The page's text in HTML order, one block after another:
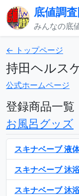
底値調
みんなの底
← トップページ
持田ヘルス
公式ホームページ
登録商品一覧
お風呂グッズ
スキナベーブ 液
スキナベーブ 沐
スキナベーブ 沐